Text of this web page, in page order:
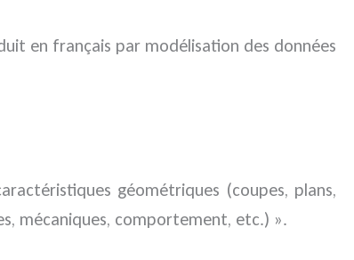
en français par modélisation des données
géométriques (coupes, plans,
mécaniques, comportement, etc.) ».